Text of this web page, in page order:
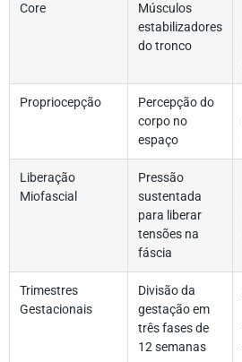
Core
Músculos
estabilizadores
do tronco
Propriocepção
Percepção do
corpo no
espaço
Liberação
Miofascial
Pressão
sustentada
para liberar
tensões na
fáscia
Trimestres
Gestacionais
Divisão da
gestação em
três fases de
12 semanas